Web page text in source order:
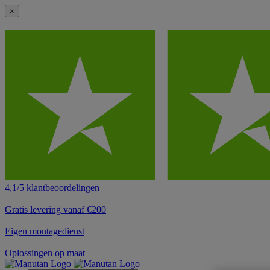
×
4,1/5 klantbeoordelingen
Gratis levering vanaf €200
Eigen montagedienst
Oplossingen op maat